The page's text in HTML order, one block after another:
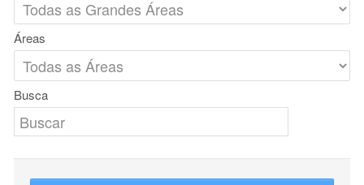
Áreas
Busca